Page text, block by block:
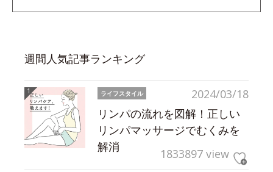
週間人気記事ランキング
2024/03/18
ライフスタイル
リンパの流れを図解！正しい
リンパマッサージでむくみを
解消
1833897 view